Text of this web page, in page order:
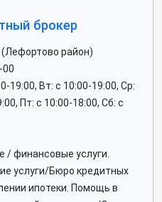
брокер
район)
00
19:00, Вт: c 10:00-19:00, Ср:
Пт: c 10:00-18:00, Сб: c
/ финансовые услуги.
услуги/Бюро кредитных
ипотеки. Помощь в